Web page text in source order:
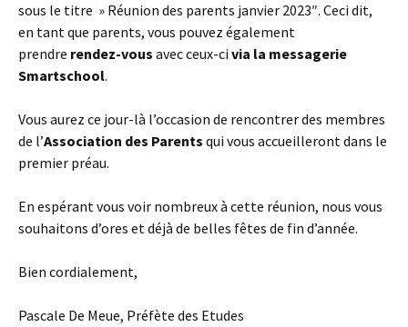
sous le titre » Réunion des parents janvier 2023″. Ceci dit,
en tant que parents, vous pouvez également
prendre rendez-vous avec ceux-ci via la messagerie
Smartschool.
Vous aurez ce jour-là l’occasion de rencontrer des membres
de l’Association des Parents qui vous accueilleront dans le
premier préau.
En espérant vous voir nombreux à cette réunion, nous vous
souhaitons d’ores et déjà de belles fêtes de fin d’année.
Bien cordialement,
Pascale De Meue, Préfète des Etudes